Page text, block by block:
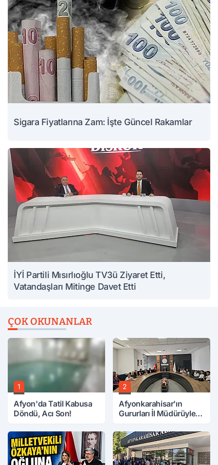
Sigara Fiyatlarına Zam: İşte Güncel Rakamlar
İYİ Partili Mısırlıoğlu TV3ü Ziyaret Etti,
Vatandaşları Mitinge Davet Etti
ÇOK OKUNANLAR
1
Afyon'da Tatil Kabusa
Döndü, Acı Son!
2
Afyonkarahisar'ın
Gururları İl Müdürüyle